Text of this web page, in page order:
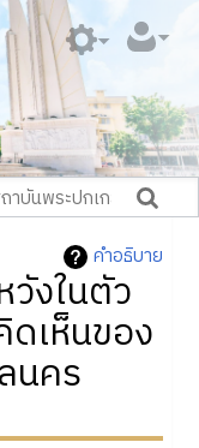
คำอธิบาย
งในตัว
เห็นของ
นคร